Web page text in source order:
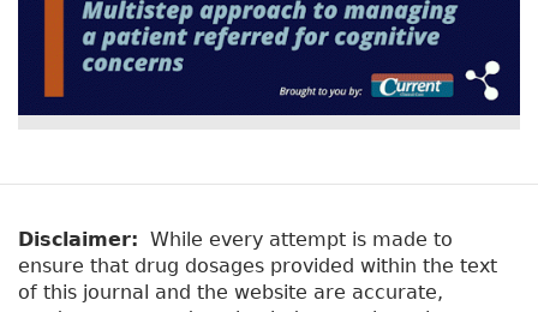
Disclaimer: While every attempt is made to
ensure that drug dosages provided within the text
of this journal and the website are accurate,